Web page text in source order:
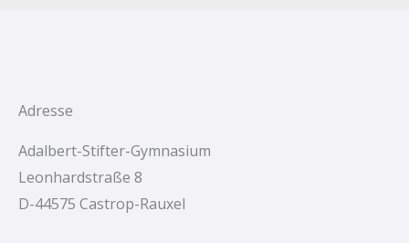
c
:
Adresse
Adalbert-Stifter-Gymnasium
Leonhardstraße 8
D-44575 Castrop-Rauxel